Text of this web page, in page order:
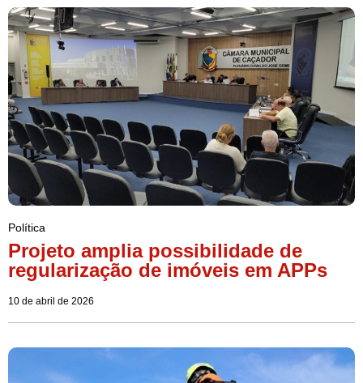
Política
Projeto amplia possibilidade de
regularização de imóveis em APPs
10 de abril de 2026